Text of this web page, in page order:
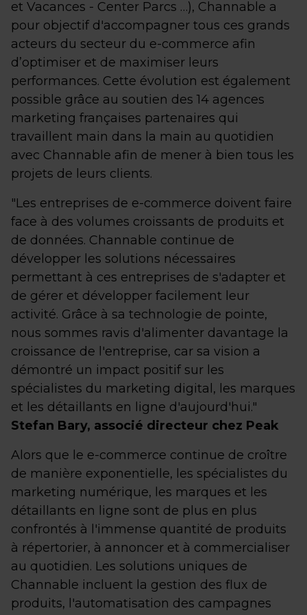
et Vacances - Center Parcs …), Channable a
pour objectif d'accompagner tous ces grands
acteurs du secteur du e-commerce afin
d’optimiser et de maximiser leurs
performances. Cette évolution est également
possible grâce au soutien des 14 agences
marketing françaises partenaires qui
travaillent main dans la main au quotidien
avec Channable afin de mener à bien tous les
projets de leurs clients.
"Les entreprises de e-commerce doivent faire
face à des volumes croissants de produits et
de données. Channable continue de
développer les solutions nécessaires
permettant à ces entreprises de s'adapter et
de gérer et développer facilement leur
activité. Grâce à sa technologie de pointe,
nous sommes ravis d'alimenter davantage la
croissance de l'entreprise, car sa vision a
démontré un impact positif sur les
spécialistes du marketing digital, les marques
et les détaillants en ligne d'aujourd'hui."
Stefan Bary, associé directeur chez Peak
Alors que le e-commerce continue de croître
de manière exponentielle, les spécialistes du
marketing numérique, les marques et les
détaillants en ligne sont de plus en plus
confrontés à l'immense quantité de produits
à répertorier, à annoncer et à commercialiser
au quotidien. Les solutions uniques de
Channable incluent la gestion des flux de
produits, l'automatisation des campagnes